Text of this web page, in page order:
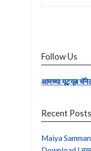
Follow Us
आमच्या यूट्यूब
Recent Posts
Maiya